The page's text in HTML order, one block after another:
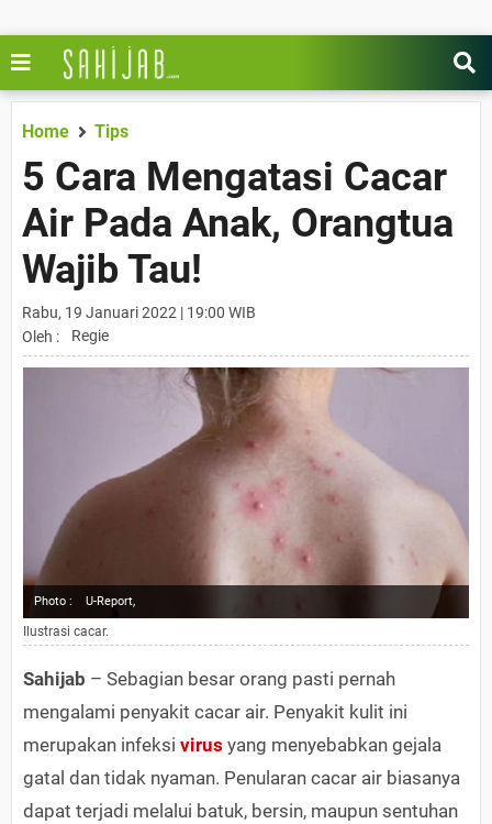
Home Tips
5 Cara Mengatasi Cacar
Air Pada Anak, Orangtua
Wajib Tau!
Rabu, 19 Januari 2022 | 19:00 WIB
Oleh :
Regie
Photo : U-Report,
Ilustrasi cacar.
Sahijab – Sebagian besar orang pasti pernah
mengalami penyakit cacar air. Penyakit kulit ini
merupakan infeksi virus yang menyebabkan gejala
gatal dan tidak nyaman. Penularan cacar air biasanya
dapat terjadi melalui batuk, bersin, maupun sentuhan